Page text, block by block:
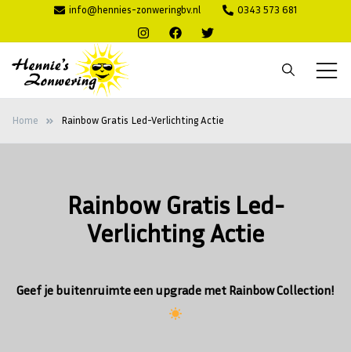
inhoud
info@hennies-zonweringbv.nl 0343 573 681
Hennie's
Zonwering
Home Rainbow Gratis Led-Verlichting Actie
Rainbow Gratis Led-
Verlichting Actie
Geef je buitenruimte een upgrade met Rainbow Collection!